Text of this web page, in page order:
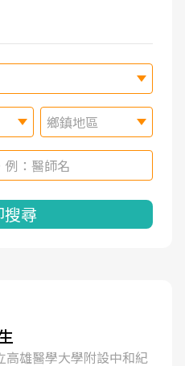
鄉鎮地區
搜尋
高雄醫學大學附設中和紀